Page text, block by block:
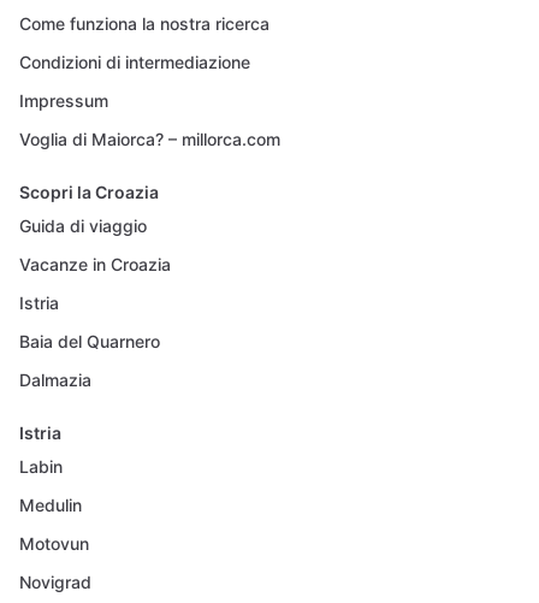
Come funziona la nostra ricerca
Condizioni di intermediazione
Impressum
Voglia di Maiorca? – millorca.com
Scopri la Croazia
Guida di viaggio
Vacanze in Croazia
Istria
Baia del Quarnero
Dalmazia
Istria
Labin
Medulin
Motovun
Novigrad